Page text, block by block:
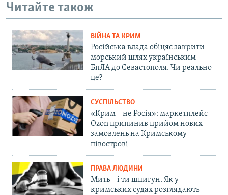
Читайте також
ВІЙНА ТА КРИМ
Російська влада обіцяє закрити
морський шлях українським
БпЛА до Севастополя. Чи реально
це?
СУСПІЛЬСТВО
«Крим – не Росія»: маркетплейс
Ozon припинив прийом нових
замовлень на Кримському
півострові
ПРАВА ЛЮДИНИ
Мить – і ти шпигун. Як у
кримських судах розглядають